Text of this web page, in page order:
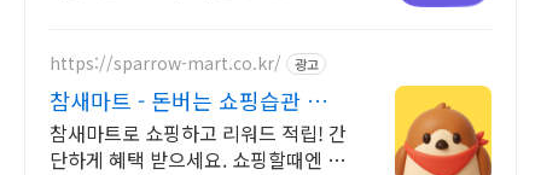
https://sparrow-mart.co.kr/ 광고
참새마트 - 돈버는 쇼핑습관 쇼
핑만 해도 포인트 적립
참새마트로 쇼핑하고 리워드 적립! 간
단하게 혜택 받으세요. 쇼핑할때엔 참